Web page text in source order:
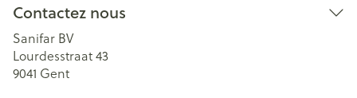
Contactez nous
Sanifar BV
Lourdesstraat 43
9041 Gent